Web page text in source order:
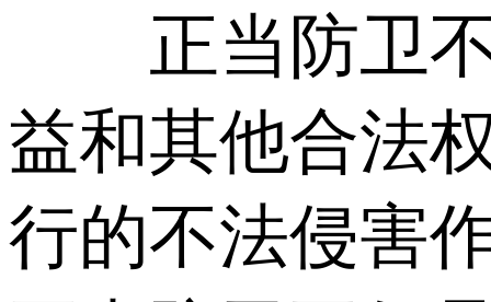
正当防卫不
益和其他合法
行的不法侵害